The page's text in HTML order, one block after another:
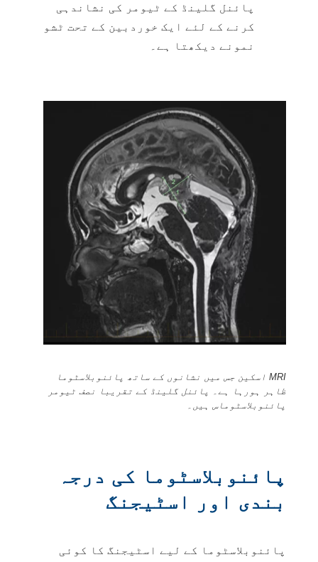
پائنل گلینڈ کے ٹیومر کی نشاندہی
کرنے کے لئے ایک خوردبین کے تحت ٹشو
نمونے دیکھتا ہے۔
MRI اسکین جس میں نشانوں کے ساتھ پائنوبلاسٹوما
ظاہر ہورہا ہے۔ پائنل گلینڈ کے تقریبا نصف ٹیومر
پائنوبلاسٹوماس ہیں۔
پائنوبلاسٹوما کی درجہ
بندی اور اسٹیجنگ
پائنوبلاسٹوما کے لیے اسٹیجنگ کا کوئی